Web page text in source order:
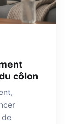
côlon
de